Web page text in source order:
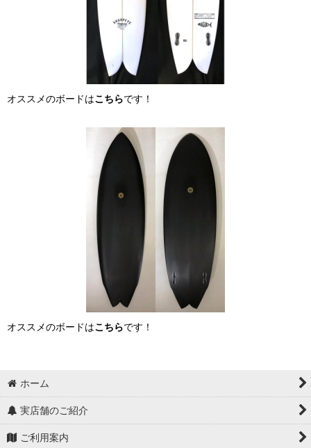
オススメのボードはこちらです！
オススメのボードはこちらです！
ホーム
実店舗のご紹介
ご利用案内